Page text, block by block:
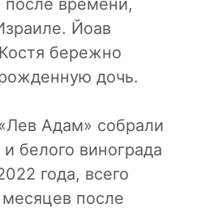
после времени,
Йоав
бережно
дочь.
Адам» собрали
белого винограда
года, всего
после